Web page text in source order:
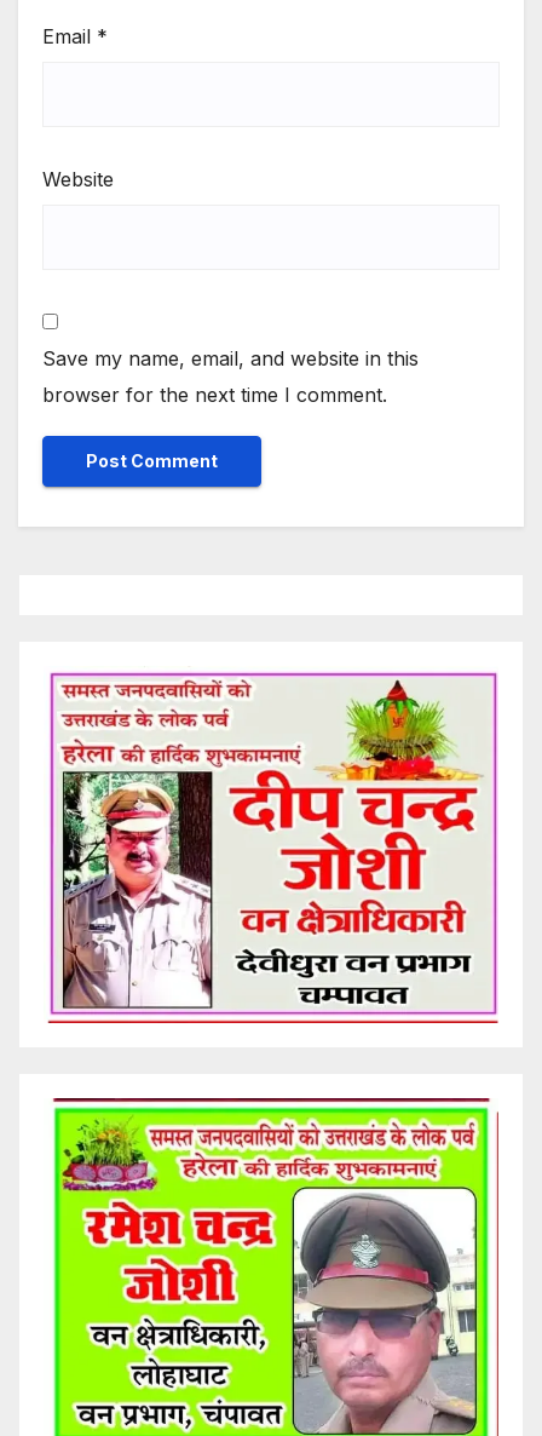
Email *
Website
Save my name, email, and website in this
browser for the next time I comment.